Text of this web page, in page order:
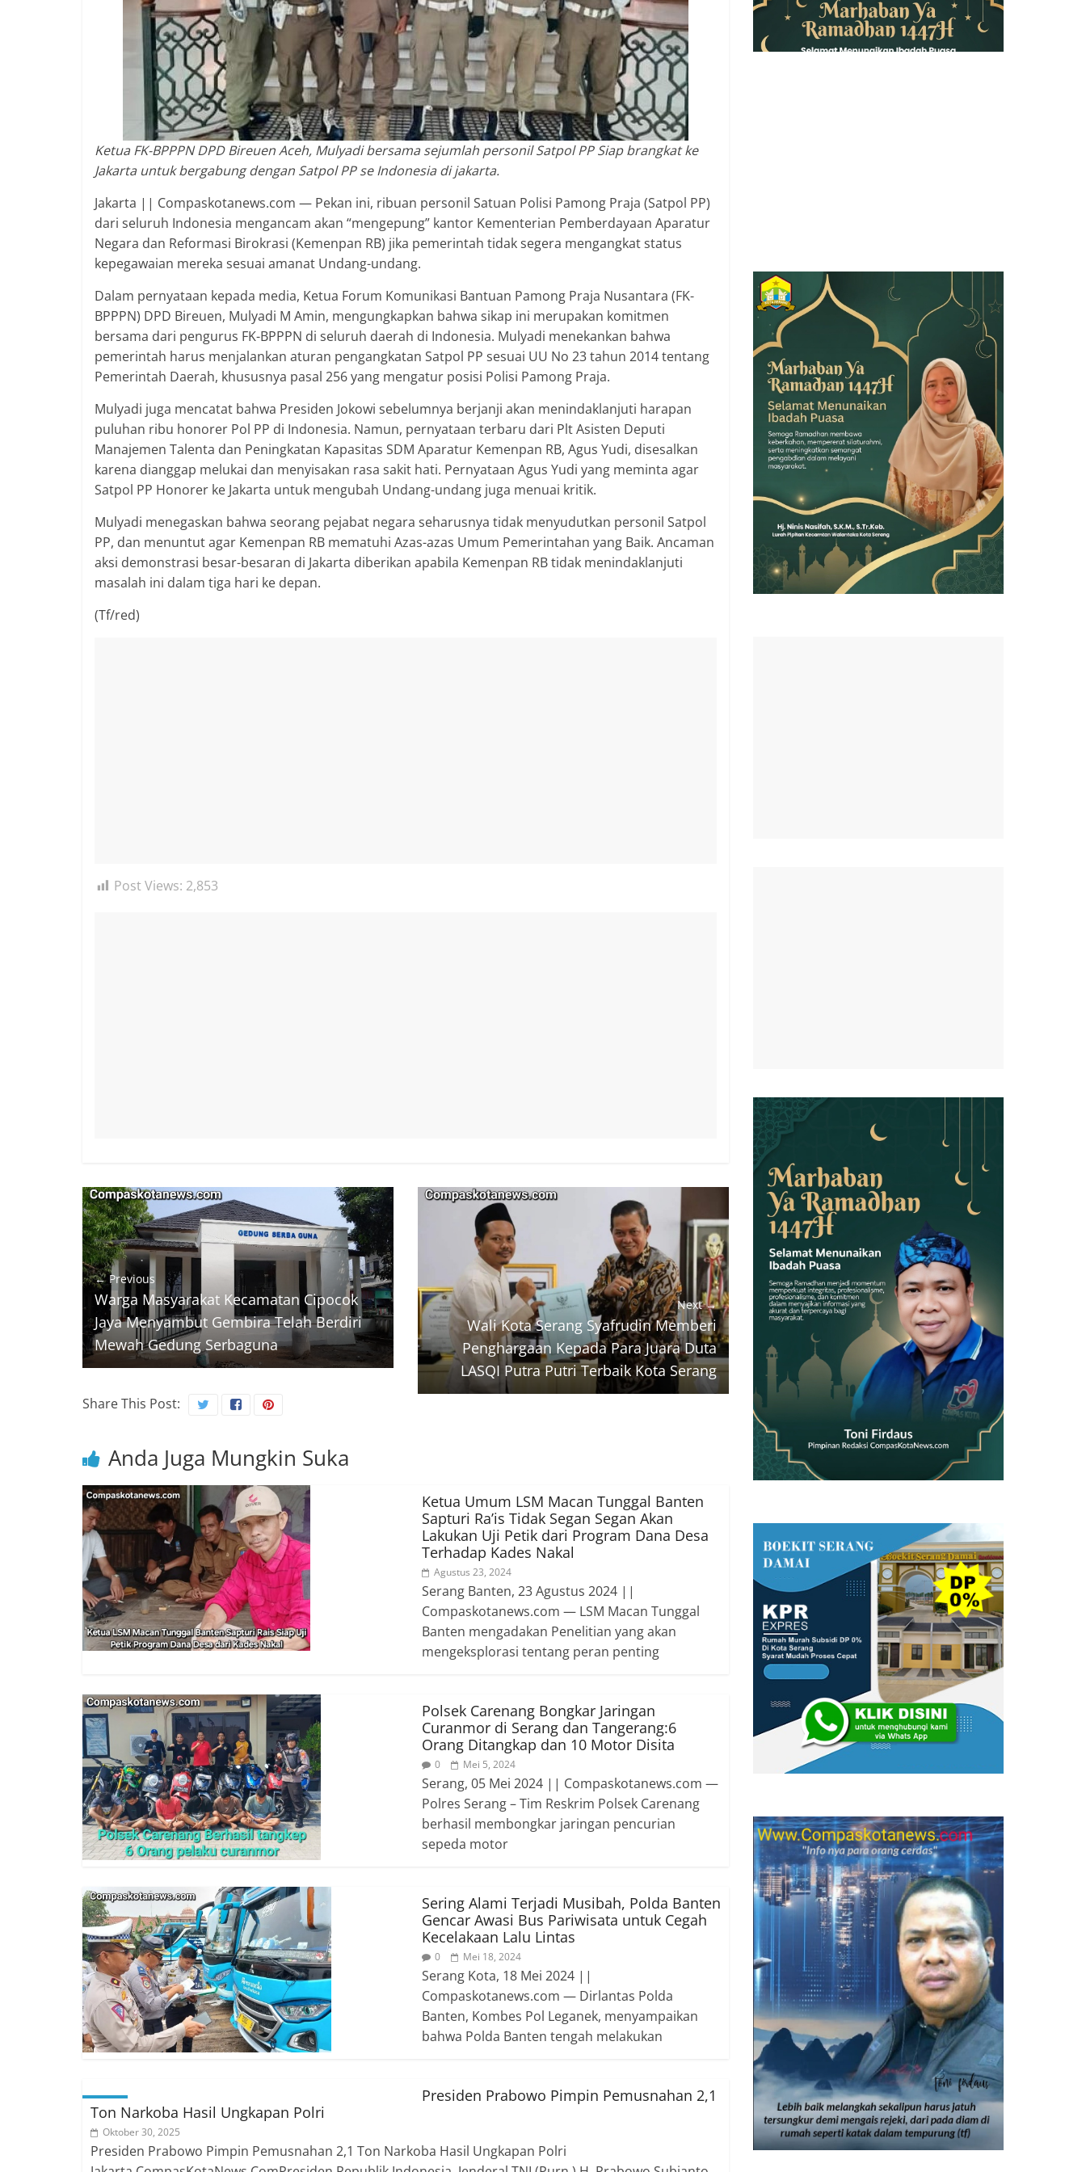
menereapkan
dalam
setiap
peristiwa
dan
tulis
secara
cerdas,
tajam
dan
berimbang.
Ketua FK-BPPPN DPD Bireuen Aceh, Mulyadi bersama sejumlah personil Satpol PP Siap brangkat ke
Jakarta untuk bergabung dengan Satpol PP se Indonesia di jakarta.
Jakarta || Compaskotanews.com — Pekan ini, ribuan personil Satuan Polisi Pamong Praja (Satpol PP)
dari seluruh Indonesia mengancam akan “mengepung” kantor Kementerian Pemberdayaan Aparatur
Negara dan Reformasi Birokrasi (Kemenpan RB) jika pemerintah tidak segera mengangkat status
kepegawaian mereka sesuai amanat Undang-undang.
Dalam pernyataan kepada media, Ketua Forum Komunikasi Bantuan Pamong Praja Nusantara (FK-
BPPPN) DPD Bireuen, Mulyadi M Amin, mengungkapkan bahwa sikap ini merupakan komitmen
bersama dari pengurus FK-BPPPN di seluruh daerah di Indonesia. Mulyadi menekankan bahwa
pemerintah harus menjalankan aturan pengangkatan Satpol PP sesuai UU No 23 tahun 2014 tentang
Pemerintah Daerah, khususnya pasal 256 yang mengatur posisi Polisi Pamong Praja.
Mulyadi juga mencatat bahwa Presiden Jokowi sebelumnya berjanji akan menindaklanjuti harapan
puluhan ribu honorer Pol PP di Indonesia. Namun, pernyataan terbaru dari Plt Asisten Deputi
Manajemen Talenta dan Peningkatan Kapasitas SDM Aparatur Kemenpan RB, Agus Yudi, disesalkan
karena dianggap melukai dan menyisakan rasa sakit hati. Pernyataan Agus Yudi yang meminta agar
Satpol PP Honorer ke Jakarta untuk mengubah Undang-undang juga menuai kritik.
Mulyadi menegaskan bahwa seorang pejabat negara seharusnya tidak menyudutkan personil Satpol
PP, dan menuntut agar Kemenpan RB mematuhi Azas-azas Umum Pemerintahan yang Baik. Ancaman
aksi demonstrasi besar-besaran di Jakarta diberikan apabila Kemenpan RB tidak menindaklanjuti
masalah ini dalam tiga hari ke depan.
(Tf/red)
Post Views: 2,853
← Previous
Warga Masyarakat Kecamatan Cipocok
Jaya Menyambut Gembira Telah Berdiri
Mewah Gedung Serbaguna
Next →
Wali Kota Serang Syafrudin Memberi
Penghargaan Kepada Para Juara Duta
LASQI Putra Putri Terbaik Kota Serang
Share This Post:
Anda Juga Mungkin Suka
Ketua Umum LSM Macan Tunggal Banten
Sapturi Ra’is Tidak Segan Segan Akan
Lakukan Uji Petik dari Program Dana Desa
Terhadap Kades Nakal
Agustus 23, 2024
Serang Banten, 23 Agustus 2024 ||
Compaskotanews.com — LSM Macan Tunggal
Banten mengadakan Penelitian yang akan
mengeksplorasi tentang peran penting
Polsek Carenang Bongkar Jaringan
Curanmor di Serang dan Tangerang:6
Orang Ditangkap dan 10 Motor Disita
0 Mei 5, 2024
Serang, 05 Mei 2024 || Compaskotanews.com —
Polres Serang – Tim Reskrim Polsek Carenang
berhasil membongkar jaringan pencurian
sepeda motor
Sering Alami Terjadi Musibah, Polda Banten
Gencar Awasi Bus Pariwisata untuk Cegah
Kecelakaan Lalu Lintas
0 Mei 18, 2024
Serang Kota, 18 Mei 2024 ||
Compaskotanews.com — Dirlantas Polda
Banten, Kombes Pol Leganek, menyampaikan
bahwa Polda Banten tengah melakukan
Presiden Prabowo Pimpin Pemusnahan 2,1
Ton Narkoba Hasil Ungkapan Polri
Oktober 30, 2025
Presiden Prabowo Pimpin Pemusnahan 2,1 Ton Narkoba Hasil Ungkapan Polri